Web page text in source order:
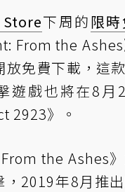
下周的限
From the
放免費下載，這
遊戲也將在8月
2923》。
From the Ashes
2019年8月推